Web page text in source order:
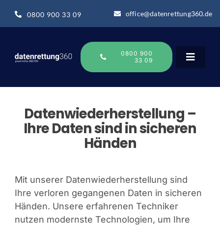
Inhalt
0800 900 33 09 office@datenrettung360.de
Toggle
Über uns
Online Sofort Analyse
0800 900
33 09
Datenwiederherstellung –
Ihre Daten sind in sicheren
Händen
Mit unserer Datenwiederherstellung sind
Ihre verloren gegangenen Daten in sicheren
Händen. Unsere erfahrenen Techniker
nutzen modernste Technologien, um Ihre